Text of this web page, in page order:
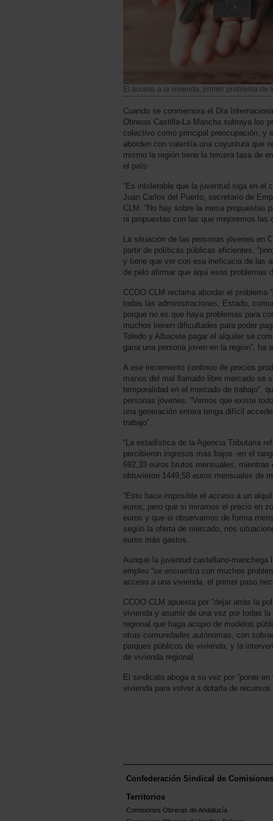
El acceso a la vivienda, primer problema de
Cuando se conmemora el Día
Obreras Castilla-La Mancha subraya los
colectivo como principal preocupación, y
aborden con valentía una coyuntura que
mismo la región tiene la tercera tasa de
el país-
“Es intolerable que la juventud siga en el
Juan Carlos del Puerto, secretario de
CLM. “No hay sobre la mesa propuestas
ni propuestas con las que mejoremos las
La situación de las personas jóvenes en
partir de políticas públicas eficientes,
y tiene que ver con esa ineficacia de las
de pelo afirmar que aquí esos problemas
CCOO CLM reclama abordar el problema
todas las administraciones, Estado,
porque no es que haya problemas para
muchos tienen dificultades para poder
Toledo y Albacete pagar el alquiler se
gana una persona joven en la región”, ha
A ese incremento continuo de precios
manos del mal llamado libre mercado se
temporalidad en el mercado de trabajo”,
personas jóvenes. “Vemos que existe
una generación entera tenga difícil
trabajo”.
“La estadística de la Agencia Tributaria
percibieron ingresos más bajos -en el
692,33 euros brutos mensuales,
obtuvieron 1449,58 euros mensuales de
“Esto hace imposible el acceso a un
euros, pero que si miramos el precio en
euros y que si observamos de forma
según la oferta de mercado, nos
euros más gastos.
Aunque la juventud castellano-manchega
empleo “se encuentra con muchos
acceso a una vivienda, el primer paso
CCOO CLM apuesta por “dejar atrás la
vivienda y asumir de una vez por todas
regional que haga acopio de modelos
otras comunidades autónomas, con
parques públicos de vivienda, y la
de vivienda regional.
El sindicato aboga a su vez por “poner
vivienda para volver a dotarla de recursos
Confederación Sindical de
Territorios
Comisiones Obreras de Andalucía